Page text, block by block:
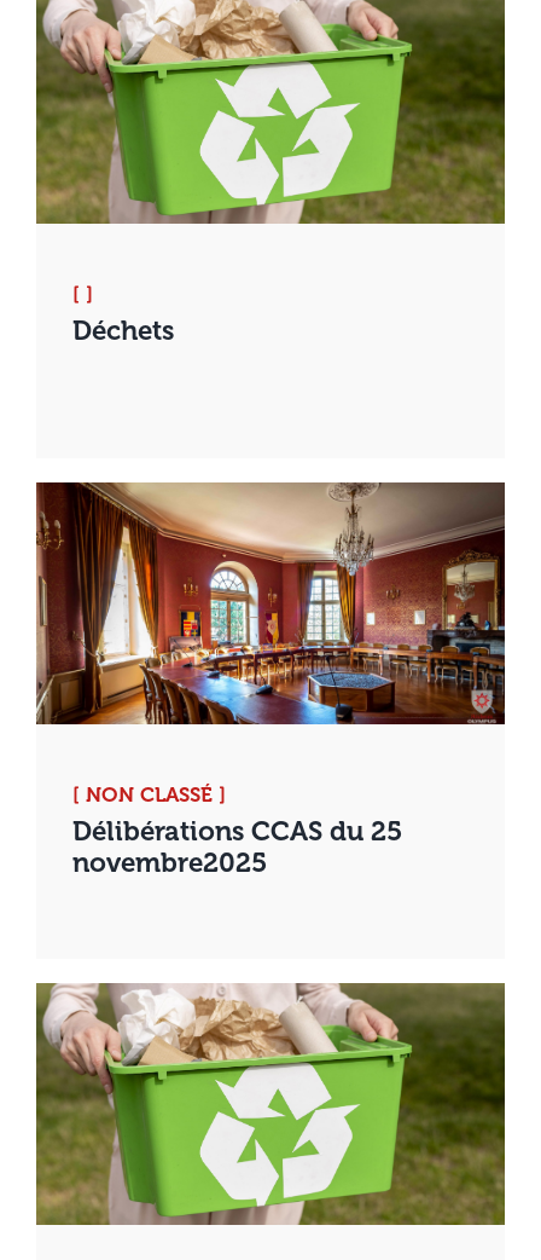
[ ]
Déchets
[ NON CLASSÉ ]
Délibérations CCAS du 25
novembre2025